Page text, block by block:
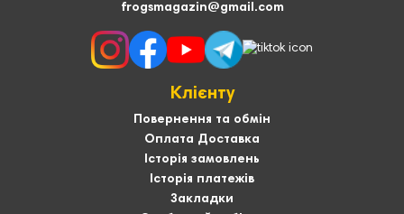
frogsmagazin@gmail.com
Клієнту
Повернення та обмін
Оплата Доставка
Історія замовлень
Історія платежів
Закладки